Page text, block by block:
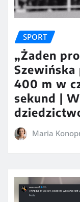
SPORT
„Żaden
Szewińska
400 m w
sekund |
Maria